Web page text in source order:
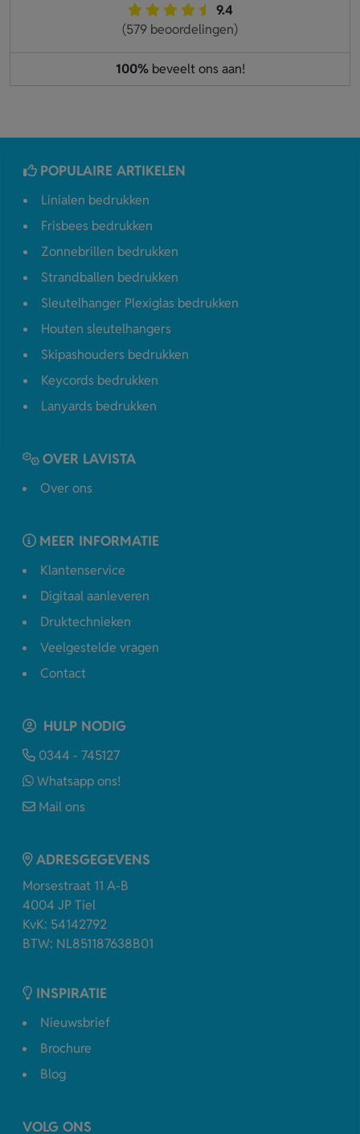
9.4
(579 beoordelingen)
100%beveelt ons aan!
POPULAIRE ARTIKELEN
Linialen bedrukken
Frisbees bedrukken
Zonnebrillen bedrukken
Strandballen bedrukken
Sleutelhanger Plexiglas bedrukken
Houten sleutelhangers
Skipashouders bedrukken
Keycords bedrukken
Lanyards bedrukken
OVER LAVISTA
Over ons
MEER INFORMATIE
Klantenservice
Digitaal aanleveren
Druktechnieken
Veelgestelde vragen
Contact
HULP NODIG
0344 - 745127
Whatsapp ons!
Mail ons
ADRESGEGEVENS
Morsestraat 11 A-B
4004 JP Tiel
KvK: 54142792
BTW: NL851187638B01
INSPIRATIE
Nieuwsbrief
Brochure
Blog
VOLG ONS